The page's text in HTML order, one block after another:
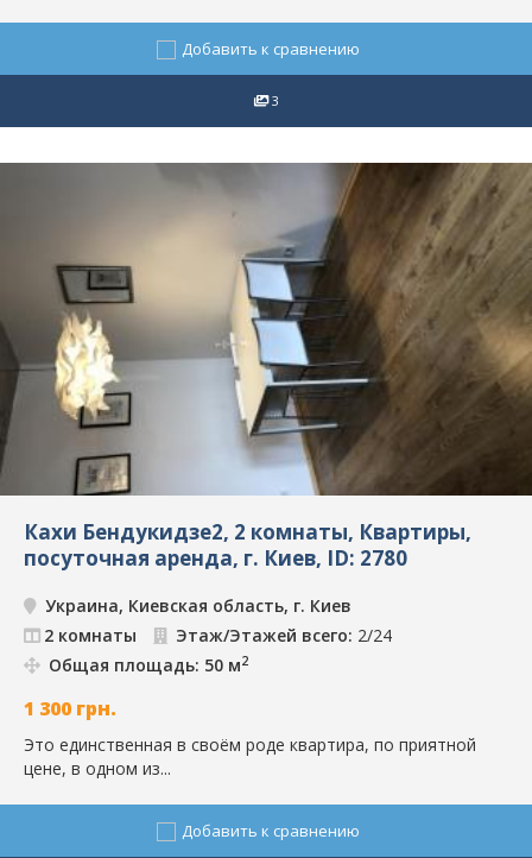
Добавить к сравнению
3
Кахи Бендукидзе2, 2 комнаты, Квартиры,
посуточная аренда, г. Киев, ID: 2780
Украина, Киевская область, г. Киев
2 комнаты
Этаж/Этажей всего: 2/24
Общая площадь: 50 м2
1 300 грн.
Это единственная в своём роде квартира, по приятной
цене, в одном из...
Добавить к сравнению